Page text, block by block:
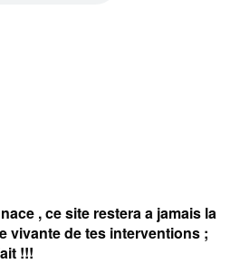
, ce site restera a jamais la
vivante de tes interventions ;
!!!